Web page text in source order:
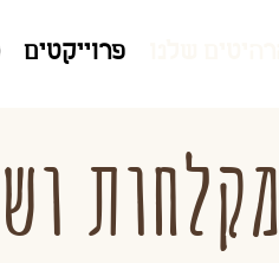
פרוייקטים
מקלחות